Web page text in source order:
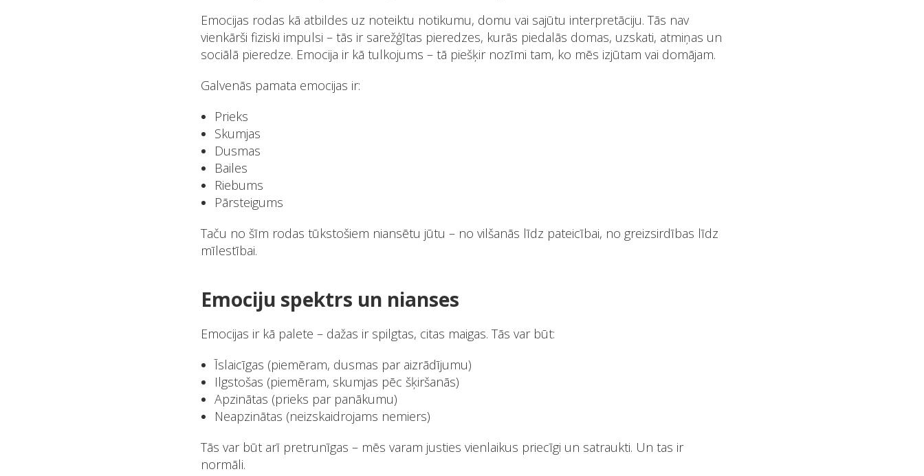
Emocijas rodas kā atbildes uz noteiktu notikumu, domu vai sajūtu interpretāciju. Tās nav
vienkārši fiziski impulsi – tās ir sarežģītas pieredzes, kurās piedalās domas, uzskati, atmiņas un
sociālā pieredze. Emocija ir kā tulkojums – tā piešķir nozīmi tam, ko mēs izjūtam vai domājam.
Galvenās pamata emocijas ir:
Prieks
Skumjas
Dusmas
Bailes
Riebums
Pārsteigums
Taču no šīm rodas tūkstošiem niansētu jūtu – no vilšanās līdz pateicībai, no greizsirdības līdz
mīlestībai.
Emociju spektrs un nianses
Emocijas ir kā palete – dažas ir spilgtas, citas maigas. Tās var būt:
Īslaicīgas (piemēram, dusmas par aizrādījumu)
Ilgstošas (piemēram, skumjas pēc šķiršanās)
Apzinātas (prieks par panākumu)
Neapzinātas (neizskaidrojams nemiers)
Tās var būt arī pretrunīgas – mēs varam justies vienlaikus priecīgi un satraukti. Un tas ir
normāli.